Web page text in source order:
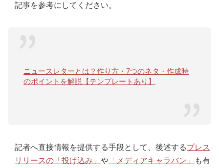
記事を参考にしてください。
ニュースレターとは？作り方・7つのネタ・作成時
のポイントを解説【テンプレートあり】
記者へ直接情報を提供する手段として、後述するプレス
リリースの「投げ込み」 や 「メディアキャラバン」 も有